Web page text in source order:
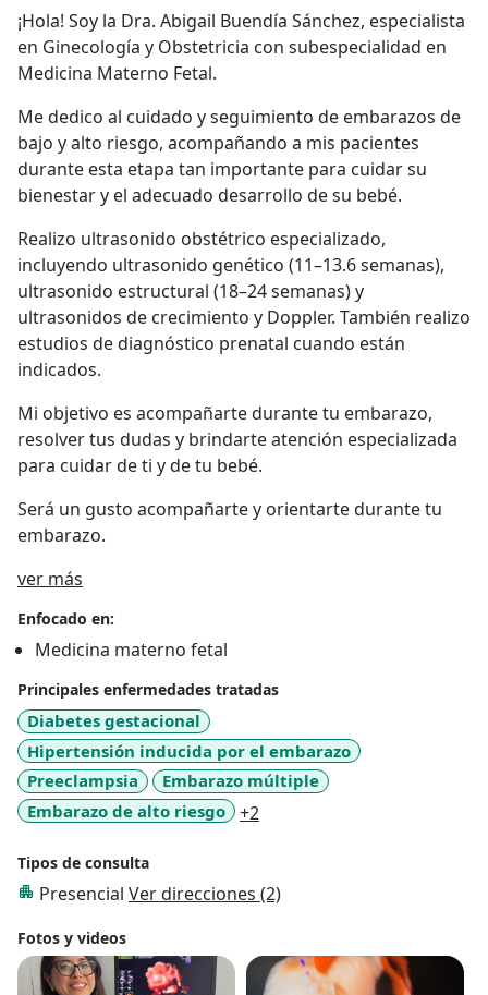
¡Hola! Soy la Dra. Abigail Buendía Sánchez, especialista
en Ginecología y Obstetricia con subespecialidad en
Medicina Materno Fetal.
Me dedico al cuidado y seguimiento de embarazos de
bajo y alto riesgo, acompañando a mis pacientes
durante esta etapa tan importante para cuidar su
bienestar y el adecuado desarrollo de su bebé.
Realizo ultrasonido obstétrico especializado,
incluyendo ultrasonido genético (11–13.6 semanas),
ultrasonido estructural (18–24 semanas) y
ultrasonidos de crecimiento y Doppler. También realizo
estudios de diagnóstico prenatal cuando están
indicados.
Mi objetivo es acompañarte durante tu embarazo,
resolver tus dudas y brindarte atención especializada
para cuidar de ti y de tu bebé.
Será un gusto acompañarte y orientarte durante tu
embarazo.
ver más
Enfocado en:
Medicina materno fetal
Principales enfermedades tratadas
Diabetes gestacional
Hipertensión inducida por el embarazo
Preeclampsia
Embarazo múltiple
Embarazo de alto riesgo
+2
Tipos de consulta
Presencial Ver direcciones (2)
Fotos y videos